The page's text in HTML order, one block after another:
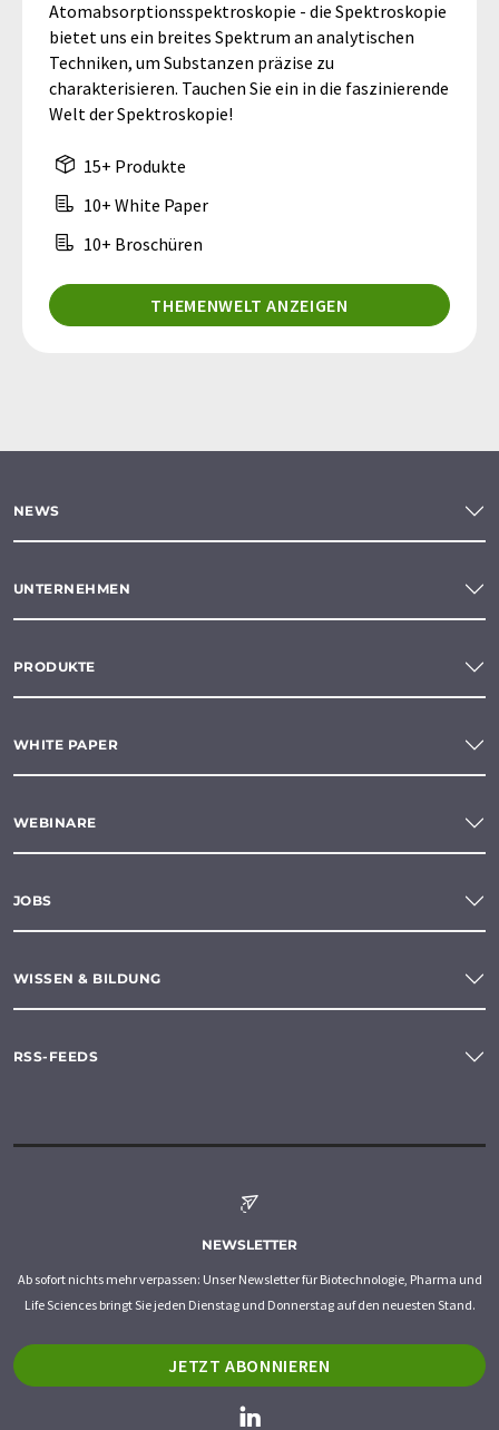
Atomabsorptionsspektroskopie - die Spektroskopie
bietet uns ein breites Spektrum an analytischen
Techniken, um Substanzen präzise zu
charakterisieren. Tauchen Sie ein in die faszinierende
Welt der Spektroskopie!
15+ Produkte
10+ White Paper
10+ Broschüren
THEMENWELT ANZEIGEN
NEWS
UNTERNEHMEN
PRODUKTE
WHITE PAPER
WEBINARE
JOBS
WISSEN & BILDUNG
RSS-FEEDS
NEWSLETTER
Ab sofort nichts mehr verpassen: Unser Newsletter für Biotechnologie, Pharma und
Life Sciences bringt Sie jeden Dienstag und Donnerstag auf den neuesten Stand.
JETZT ABONNIEREN